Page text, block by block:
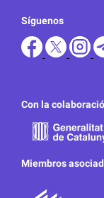
Síguenos
Con la
Miembros